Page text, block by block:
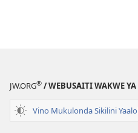
JW.ORG® / WEBUSAITI WAKWE YA
Vino Mukulonda Sikilini